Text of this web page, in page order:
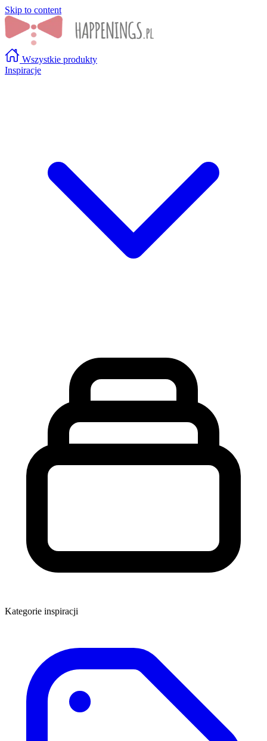
Skip to content
Wszystkie produkty
Inspiracje
Kategorie inspiracji